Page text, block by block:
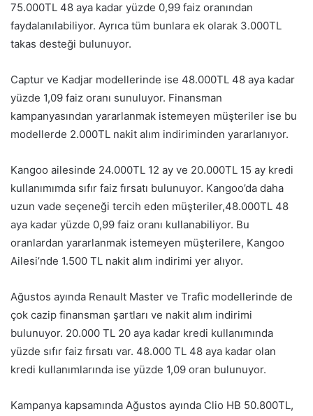
75.000TL 48 aya kadar yüzde 0,99 faiz oranından
faydalanılabiliyor. Ayrıca tüm bunlara ek olarak 3.000TL
takas desteği bulunuyor.
Captur ve Kadjar modellerinde ise 48.000TL 48 aya kadar
yüzde 1,09 faiz oranı sunuluyor. Finansman
kampanyasından yararlanmak istemeyen müşteriler ise bu
modellerde 2.000TL nakit alım indiriminden yararlanıyor.
Kangoo ailesinde 24.000TL 12 ay ve 20.000TL 15 ay kredi
kullanımımda sıfır faiz fırsatı bulunuyor. Kangoo’da daha
uzun vade seçeneği tercih eden müşteriler,48.000TL 48
aya kadar yüzde 0,99 faiz oranı kullanabiliyor. Bu
oranlardan yararlanmak istemeyen müşterilere, Kangoo
Ailesi’nde 1.500 TL nakit alım indirimi yer alıyor.
Ağustos ayında Renault Master ve Trafic modellerinde de
çok cazip finansman şartları ve nakit alım indirimi
bulunuyor. 20.000 TL 20 aya kadar kredi kullanımında
yüzde sıfır faiz fırsatı var. 48.000 TL 48 aya kadar olan
kredi kullanımlarında ise yüzde 1,09 oran bulunuyor.
Kampanya kapsamında Ağustos ayında Clio HB 50.800TL,